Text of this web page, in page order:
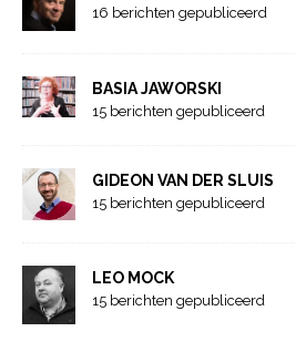
16 berichten gepubliceerd
BASIA JAWORSKI
15 berichten gepubliceerd
GIDEON VAN DER SLUIS
15 berichten gepubliceerd
LEO MOCK
15 berichten gepubliceerd